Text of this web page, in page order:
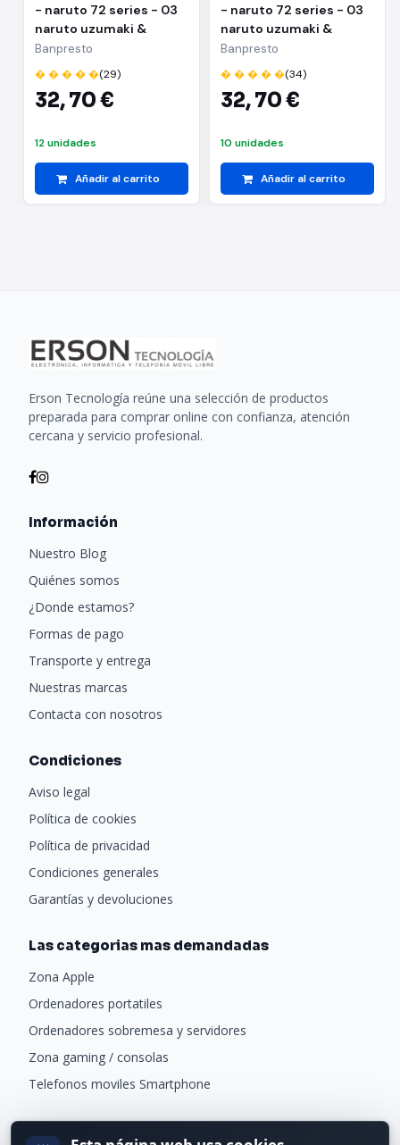
- naruto 72 series - 03
naruto uzumaki &
kakashi hatake(a:naruto
uzumaki)
Banpresto
� � � � �(29)
32,70 €
12 unidades
Añadir al carrito
- naruto 72 series - 03
naruto uzumaki &
kakashi
hatake(b:kakashi
hatake)
Banpresto
� � � � �(34)
32,70 €
10 unidades
Añadir al carrito
Erson Tecnología reúne una selección de productos
preparada para comprar online con confianza, atención
cercana y servicio profesional.
Información
Nuestro Blog
Quiénes somos
¿Donde estamos?
Formas de pago
Transporte y entrega
Nuestras marcas
Contacta con nosotros
Condiciones
Aviso legal
Política de cookies
Política de privacidad
Condiciones generales
Garantías y devoluciones
Las categorias mas demandadas
Zona Apple
Ordenadores portatiles
Ordenadores sobremesa y servidores
Zona gaming / consolas
Telefonos moviles Smartphone